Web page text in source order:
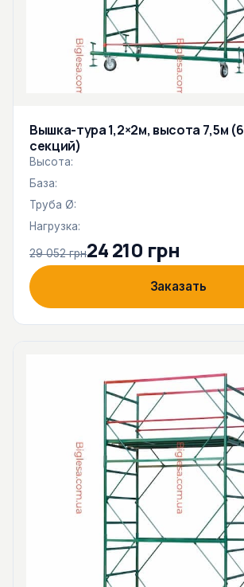
Вышка-тура 1,2×2м, высота 7,5м (6
секций)
Высота:
База:
Труба Ø:
Нагрузка:
29 052 грн24 210 грн
Заказать